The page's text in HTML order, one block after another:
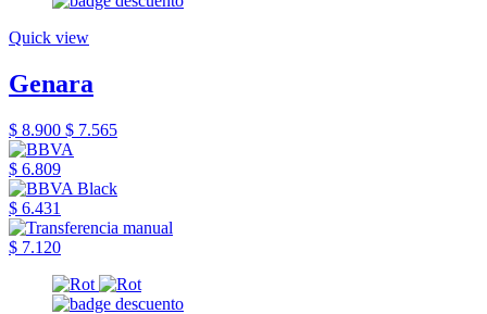
Quick view
Genara
$ 8.900 $ 7.565
$ 6.809
$ 6.431
$ 7.120